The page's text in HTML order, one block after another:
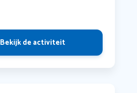
Bekijk de activiteit